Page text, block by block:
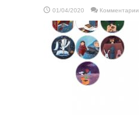
01/04/2020 Комментарии